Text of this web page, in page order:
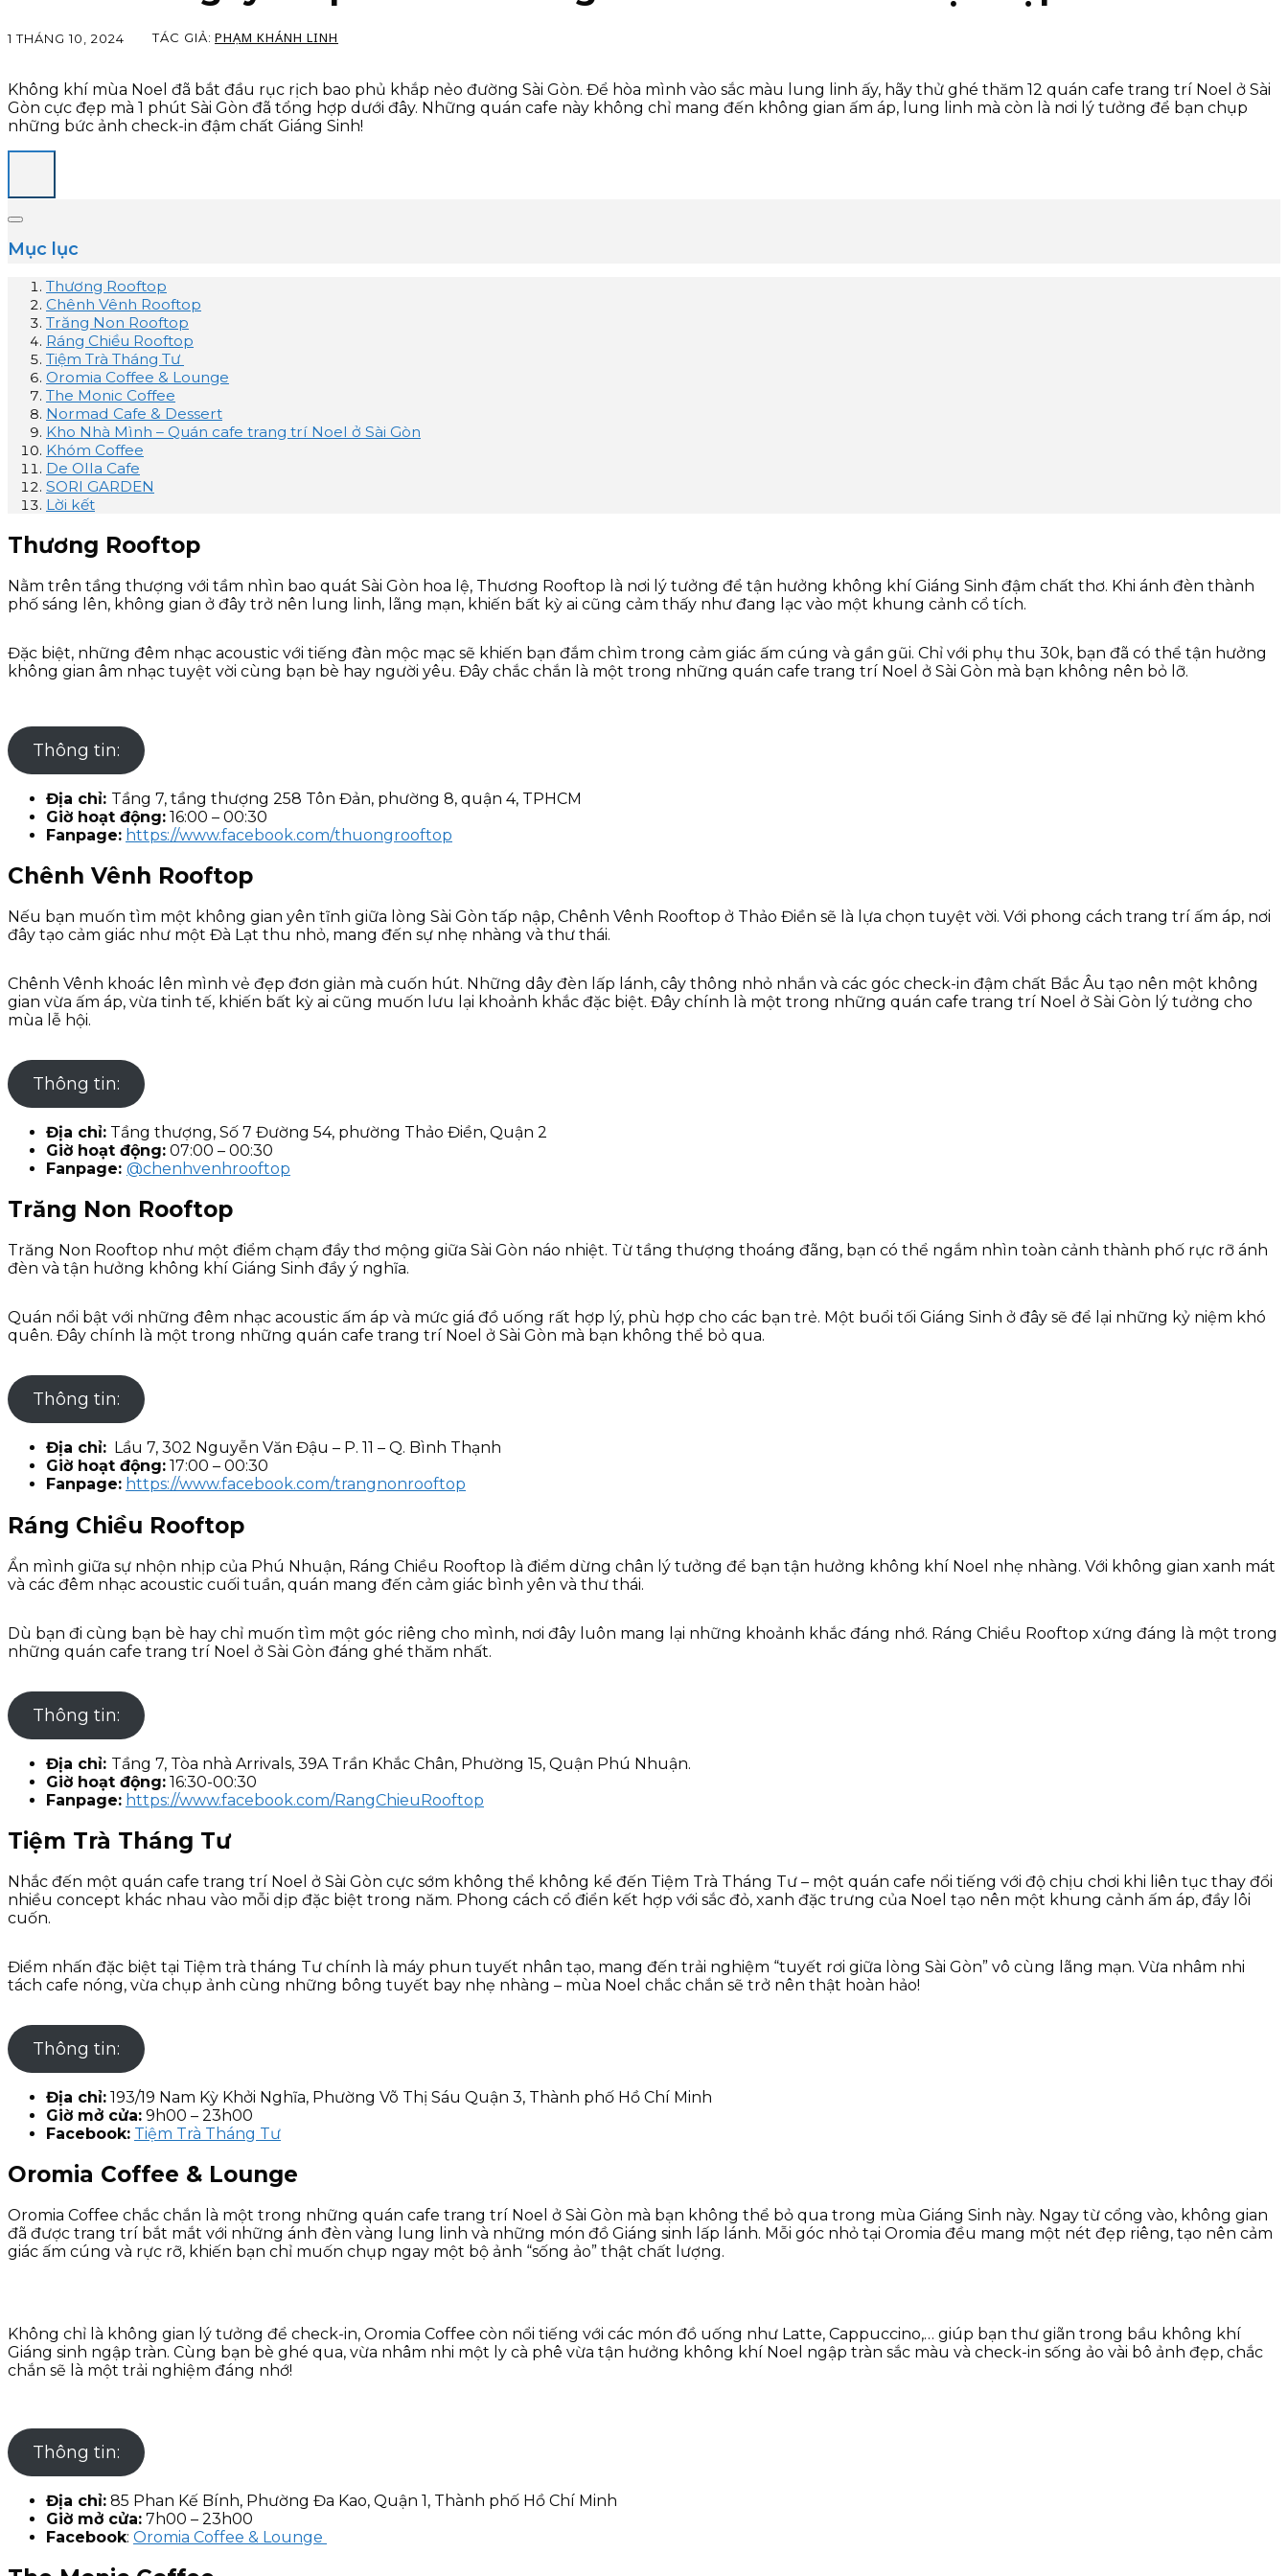
1 THÁNG 10, 2024 TÁC GIẢ: PHẠM KHÁNH LINH
Không khí mùa Noel đã bắt đầu rục rịch bao phủ khắp nẻo đường Sài Gòn. Để hòa mình vào sắc màu lung linh ấy, hãy thử ghé thăm 12 quán cafe trang trí Noel ở Sài
Gòn cực đẹp mà 1 phút Sài Gòn đã tổng hợp dưới đây. Những quán cafe này không chỉ mang đến không gian ấm áp, lung linh mà còn là nơi lý tưởng để bạn chụp
những bức ảnh check-in đậm chất Giáng Sinh!
Mục lục
Thương Rooftop
Chênh Vênh Rooftop
Trăng Non Rooftop
Ráng Chiều Rooftop
Tiệm Trà Tháng Tư
Oromia Coffee & Lounge
The Monic Coffee
Normad Cafe & Dessert
Kho Nhà Mình – Quán cafe trang trí Noel ở Sài Gòn
Khóm Coffee
De Olla Cafe
SORI GARDEN
Lời kết
Thương Rooftop
Nằm trên tầng thượng với tầm nhìn bao quát Sài Gòn hoa lệ, Thương Rooftop là nơi lý tưởng để tận hưởng không khí Giáng Sinh đậm chất thơ. Khi ánh đèn thành
phố sáng lên, không gian ở đây trở nên lung linh, lãng mạn, khiến bất kỳ ai cũng cảm thấy như đang lạc vào một khung cảnh cổ tích.
Đặc biệt, những đêm nhạc acoustic với tiếng đàn mộc mạc sẽ khiến bạn đắm chìm trong cảm giác ấm cúng và gần gũi. Chỉ với phụ thu 30k, bạn đã có thể tận hưởng
không gian âm nhạc tuyệt vời cùng bạn bè hay người yêu. Đây chắc chắn là một trong những quán cafe trang trí Noel ở Sài Gòn mà bạn không nên bỏ lỡ.
Thông tin:
Địa chỉ: Tầng 7, tầng thượng 258 Tôn Đản, phường 8, quận 4, TPHCM
Giờ hoạt động: 16:00 – 00:30
Fanpage: https://www.facebook.com/thuongrooftop
Chênh Vênh Rooftop
Nếu bạn muốn tìm một không gian yên tĩnh giữa lòng Sài Gòn tấp nập, Chênh Vênh Rooftop ở Thảo Điền sẽ là lựa chọn tuyệt vời. Với phong cách trang trí ấm áp, nơi
đây tạo cảm giác như một Đà Lạt thu nhỏ, mang đến sự nhẹ nhàng và thư thái.
Chênh Vênh khoác lên mình vẻ đẹp đơn giản mà cuốn hút. Những dây đèn lấp lánh, cây thông nhỏ nhắn và các góc check-in đậm chất Bắc Âu tạo nên một không
gian vừa ấm áp, vừa tinh tế, khiến bất kỳ ai cũng muốn lưu lại khoảnh khắc đặc biệt. Đây chính là một trong những quán cafe trang trí Noel ở Sài Gòn lý tưởng cho
mùa lễ hội.
Thông tin:
Địa chỉ: Tầng thượng, Số 7 Đường 54, phường Thảo Điền, Quận 2
Giờ hoạt động: 07:00 – 00:30
Fanpage: @chenhvenhrooftop
Trăng Non Rooftop
Trăng Non Rooftop như một điểm chạm đầy thơ mộng giữa Sài Gòn náo nhiệt. Từ tầng thượng thoáng đãng, bạn có thể ngắm nhìn toàn cảnh thành phố rực rỡ ánh
đèn và tận hưởng không khí Giáng Sinh đầy ý nghĩa.
Quán nổi bật với những đêm nhạc acoustic ấm áp và mức giá đồ uống rất hợp lý, phù hợp cho các bạn trẻ. Một buổi tối Giáng Sinh ở đây sẽ để lại những kỷ niệm khó
quên. Đây chính là một trong những quán cafe trang trí Noel ở Sài Gòn mà bạn không thể bỏ qua.
Thông tin:
Địa chỉ: Lầu 7, 302 Nguyễn Văn Đậu – P. 11 – Q. Bình Thạnh
Giờ hoạt động: 17:00 – 00:30
Fanpage: https://www.facebook.com/trangnonrooftop
Ráng Chiều Rooftop
Ẩn mình giữa sự nhộn nhịp của Phú Nhuận, Ráng Chiều Rooftop là điểm dừng chân lý tưởng để bạn tận hưởng không khí Noel nhẹ nhàng. Với không gian xanh mát
và các đêm nhạc acoustic cuối tuần, quán mang đến cảm giác bình yên và thư thái.
Dù bạn đi cùng bạn bè hay chỉ muốn tìm một góc riêng cho mình, nơi đây luôn mang lại những khoảnh khắc đáng nhớ. Ráng Chiều Rooftop xứng đáng là một trong
những quán cafe trang trí Noel ở Sài Gòn đáng ghé thăm nhất.
Thông tin:
Địa chỉ: Tầng 7, Tòa nhà Arrivals, 39A Trần Khắc Chân, Phường 15, Quận Phú Nhuận.
Giờ hoạt động: 16:30-00:30
Fanpage: https://www.facebook.com/RangChieuRooftop
Tiệm Trà Tháng Tư
Nhắc đến một quán cafe trang trí Noel ở Sài Gòn cực sớm không thể không kể đến Tiệm Trà Tháng Tư – một quán cafe nổi tiếng với độ chịu chơi khi liên tục thay đổi
nhiều concept khác nhau vào mỗi dịp đặc biệt trong năm. Phong cách cổ điển kết hợp với sắc đỏ, xanh đặc trưng của Noel tạo nên một khung cảnh ấm áp, đầy lôi
cuốn.
Điểm nhấn đặc biệt tại Tiệm trà tháng Tư chính là máy phun tuyết nhân tạo, mang đến trải nghiệm “tuyết rơi giữa lòng Sài Gòn” vô cùng lãng mạn. Vừa nhâm nhi
tách cafe nóng, vừa chụp ảnh cùng những bông tuyết bay nhẹ nhàng – mùa Noel chắc chắn sẽ trở nên thật hoàn hảo!
Thông tin:
Địa chỉ: 193/19 Nam Kỳ Khởi Nghĩa, Phường Võ Thị Sáu Quận 3, Thành phố Hồ Chí Minh
Giờ mở cửa: 9h00 – 23h00
Facebook: Tiệm Trà Tháng Tư
Oromia Coffee & Lounge
Oromia Coffee chắc chắn là một trong những quán cafe trang trí Noel ở Sài Gòn mà bạn không thể bỏ qua trong mùa Giáng Sinh này. Ngay từ cổng vào, không gian
đã được trang trí bắt mắt với những ánh đèn vàng lung linh và những món đồ Giáng sinh lấp lánh. Mỗi góc nhỏ tại Oromia đều mang một nét đẹp riêng, tạo nên cảm
giác ấm cúng và rực rỡ, khiến bạn chỉ muốn chụp ngay một bộ ảnh “sống ảo” thật chất lượng.
Không chỉ là không gian lý tưởng để check-in, Oromia Coffee còn nổi tiếng với các món đồ uống như Latte, Cappuccino,… giúp bạn thư giãn trong bầu không khí
Giáng sinh ngập tràn. Cùng bạn bè ghé qua, vừa nhâm nhi một ly cà phê vừa tận hưởng không khí Noel ngập tràn sắc màu và check-in sống ảo vài bô ảnh đẹp, chắc
chắn sẽ là một trải nghiệm đáng nhớ!
Thông tin:
Địa chỉ: 85 Phan Kế Bính, Phường Đa Kao, Quận 1, Thành phố Hồ Chí Minh
Giờ mở cửa: 7h00 – 23h00
Facebook: Oromia Coffee & Lounge